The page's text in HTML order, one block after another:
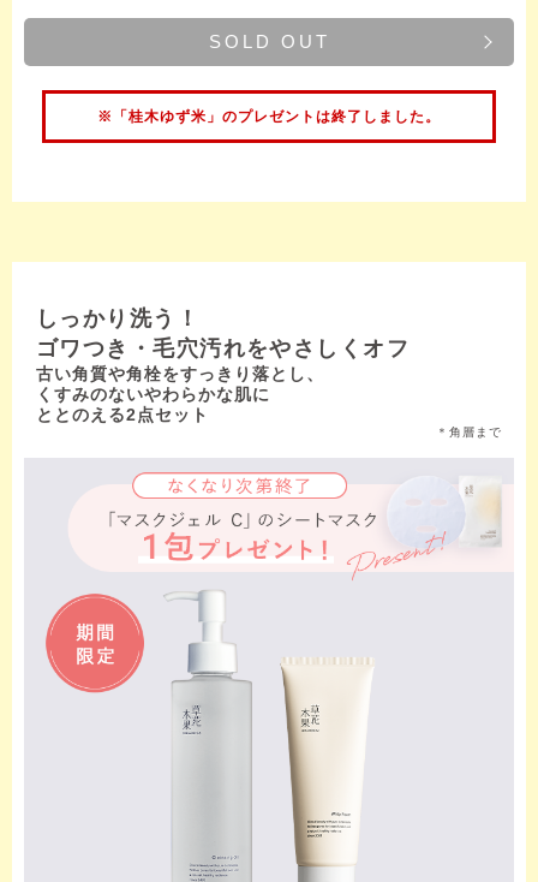
SOLD OUT
※「桂木ゆず米」のプレゼントは終了しました。
しっかり洗う！
ゴワつき・毛穴汚れをやさしくオフ
古い角質や角栓をすっきり落とし、
くすみのないやわらかな肌に
ととのえる2点セット
＊角層まで